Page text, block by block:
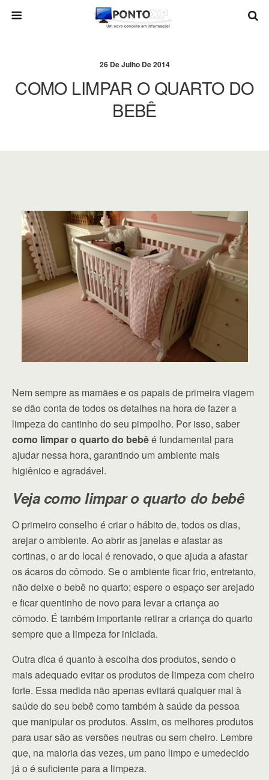
26 De Julho De 2014
COMO LIMPAR O QUARTO DO
BEBÊ
Nem sempre as mamães e os papais de primeira viagem
se dão conta de todos os detalhes na hora de fazer a
limpeza do cantinho do seu pimpolho. Por isso, saber
como limpar o quarto do bebêé fundamental para
ajudar nessa hora, garantindo um ambiente mais
higiênico e agradável.
Veja como limpar o quarto do bebê
O primeiro conselho é criar o hábito de, todos os dias,
arejar o ambiente. Ao abrir as janelas e afastar as
cortinas, o ar do local é renovado, o que ajuda a afastar
os ácaros do cômodo. Se o ambiente ficar frio, entretanto,
não deixe o bebê no quarto; espere o espaço ser arejado
e ficar quentinho de novo para levar a criança ao
cômodo. É também importante retirar a criança do quarto
sempre que a limpeza for iniciada.
Outra dica é quanto à escolha dos produtos, sendo o
mais adequado evitar os produtos de limpeza com cheiro
forte. Essa medida não apenas evitará qualquer mal à
saúde do seu bebê como também à saúde da pessoa
que manipular os produtos. Assim, os melhores produtos
para usar são as versões neutras ou sem cheiro. Lembre
que, na maioria das vezes, um pano limpo e umedecido
já o é suficiente para a limpeza.